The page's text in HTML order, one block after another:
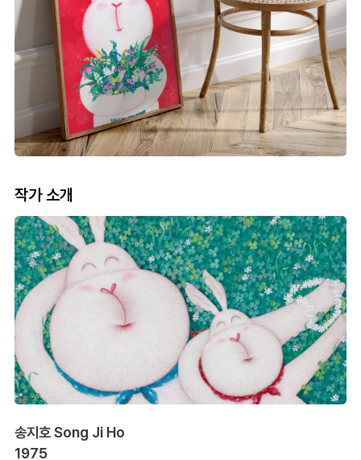
작가 소개
송지호 Song Ji Ho
1975